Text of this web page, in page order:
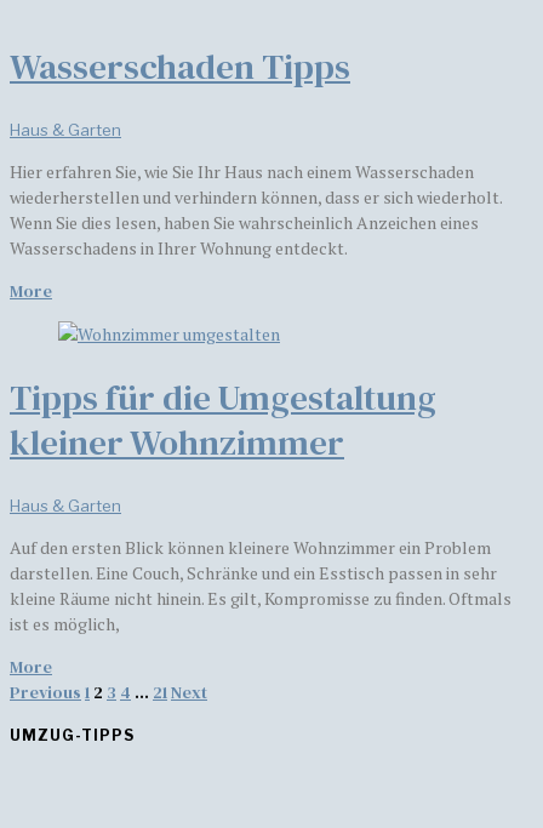
Wasserschaden Tipps
Haus & Garten
Hier erfahren Sie, wie Sie Ihr Haus nach einem Wasserschaden
wiederherstellen und verhindern können, dass er sich wiederholt.
Wenn Sie dies lesen, haben Sie wahrscheinlich Anzeichen eines
Wasserschadens in Ihrer Wohnung entdeckt.
More
Tipps für die Umgestaltung
kleiner Wohnzimmer
Haus & Garten
Auf den ersten Blick können kleinere Wohnzimmer ein Problem
darstellen. Eine Couch, Schränke und ein Esstisch passen in sehr
kleine Räume nicht hinein. Es gilt, Kompromisse zu finden. Oftmals
ist es möglich,
More
Previous 1 2 3 4 … 21Next
UMZUG-TIPPS